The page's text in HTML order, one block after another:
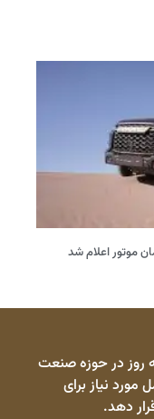
روز در حوزه صنعت
مورد نیاز برای
دهد.